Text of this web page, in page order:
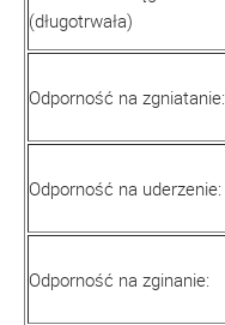
(długotrwała)
Odporność na zgniatanie:
Odporność na uderzenie:
Odporność na zginanie: